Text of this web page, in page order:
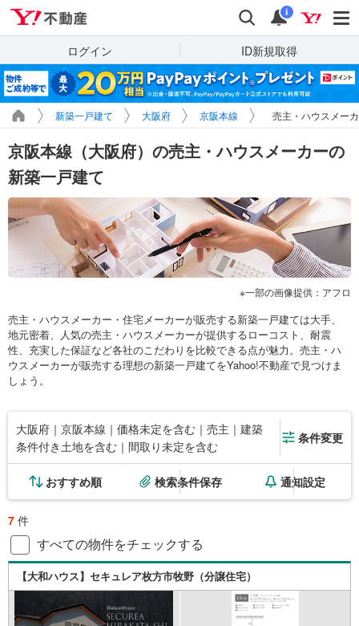
検索 通知
i
ログイン ID新規取得
新築一戸建て 大阪府 京阪本線 売主・ハウスメー
京阪本線（大阪府）の売主・ハウスメーカーの
新築一戸建て
一部の画像提供：アフロ
売主・ハウスメーカー・住宅メーカーが販売する新築一戸建ては大手、
地元密着、人気の売主・ハウスメーカーが提供するローコスト、耐震
性、充実した保証など各社のこだわりを比較できる点が魅力。売主・ハ
ウスメーカーが販売する理想の新築一戸建てをYahoo!不動産で見つけま
しょう。
大阪府｜京阪本線｜価格未定を含む｜売主｜建築
条件付き土地を含む｜間取り未定を含む
条件変更
おすすめ順 検索条件保存 通知設定
7 件
すべての物件をチェックする
【大和ハウス】セキュレア枚方市牧野（分譲住宅）